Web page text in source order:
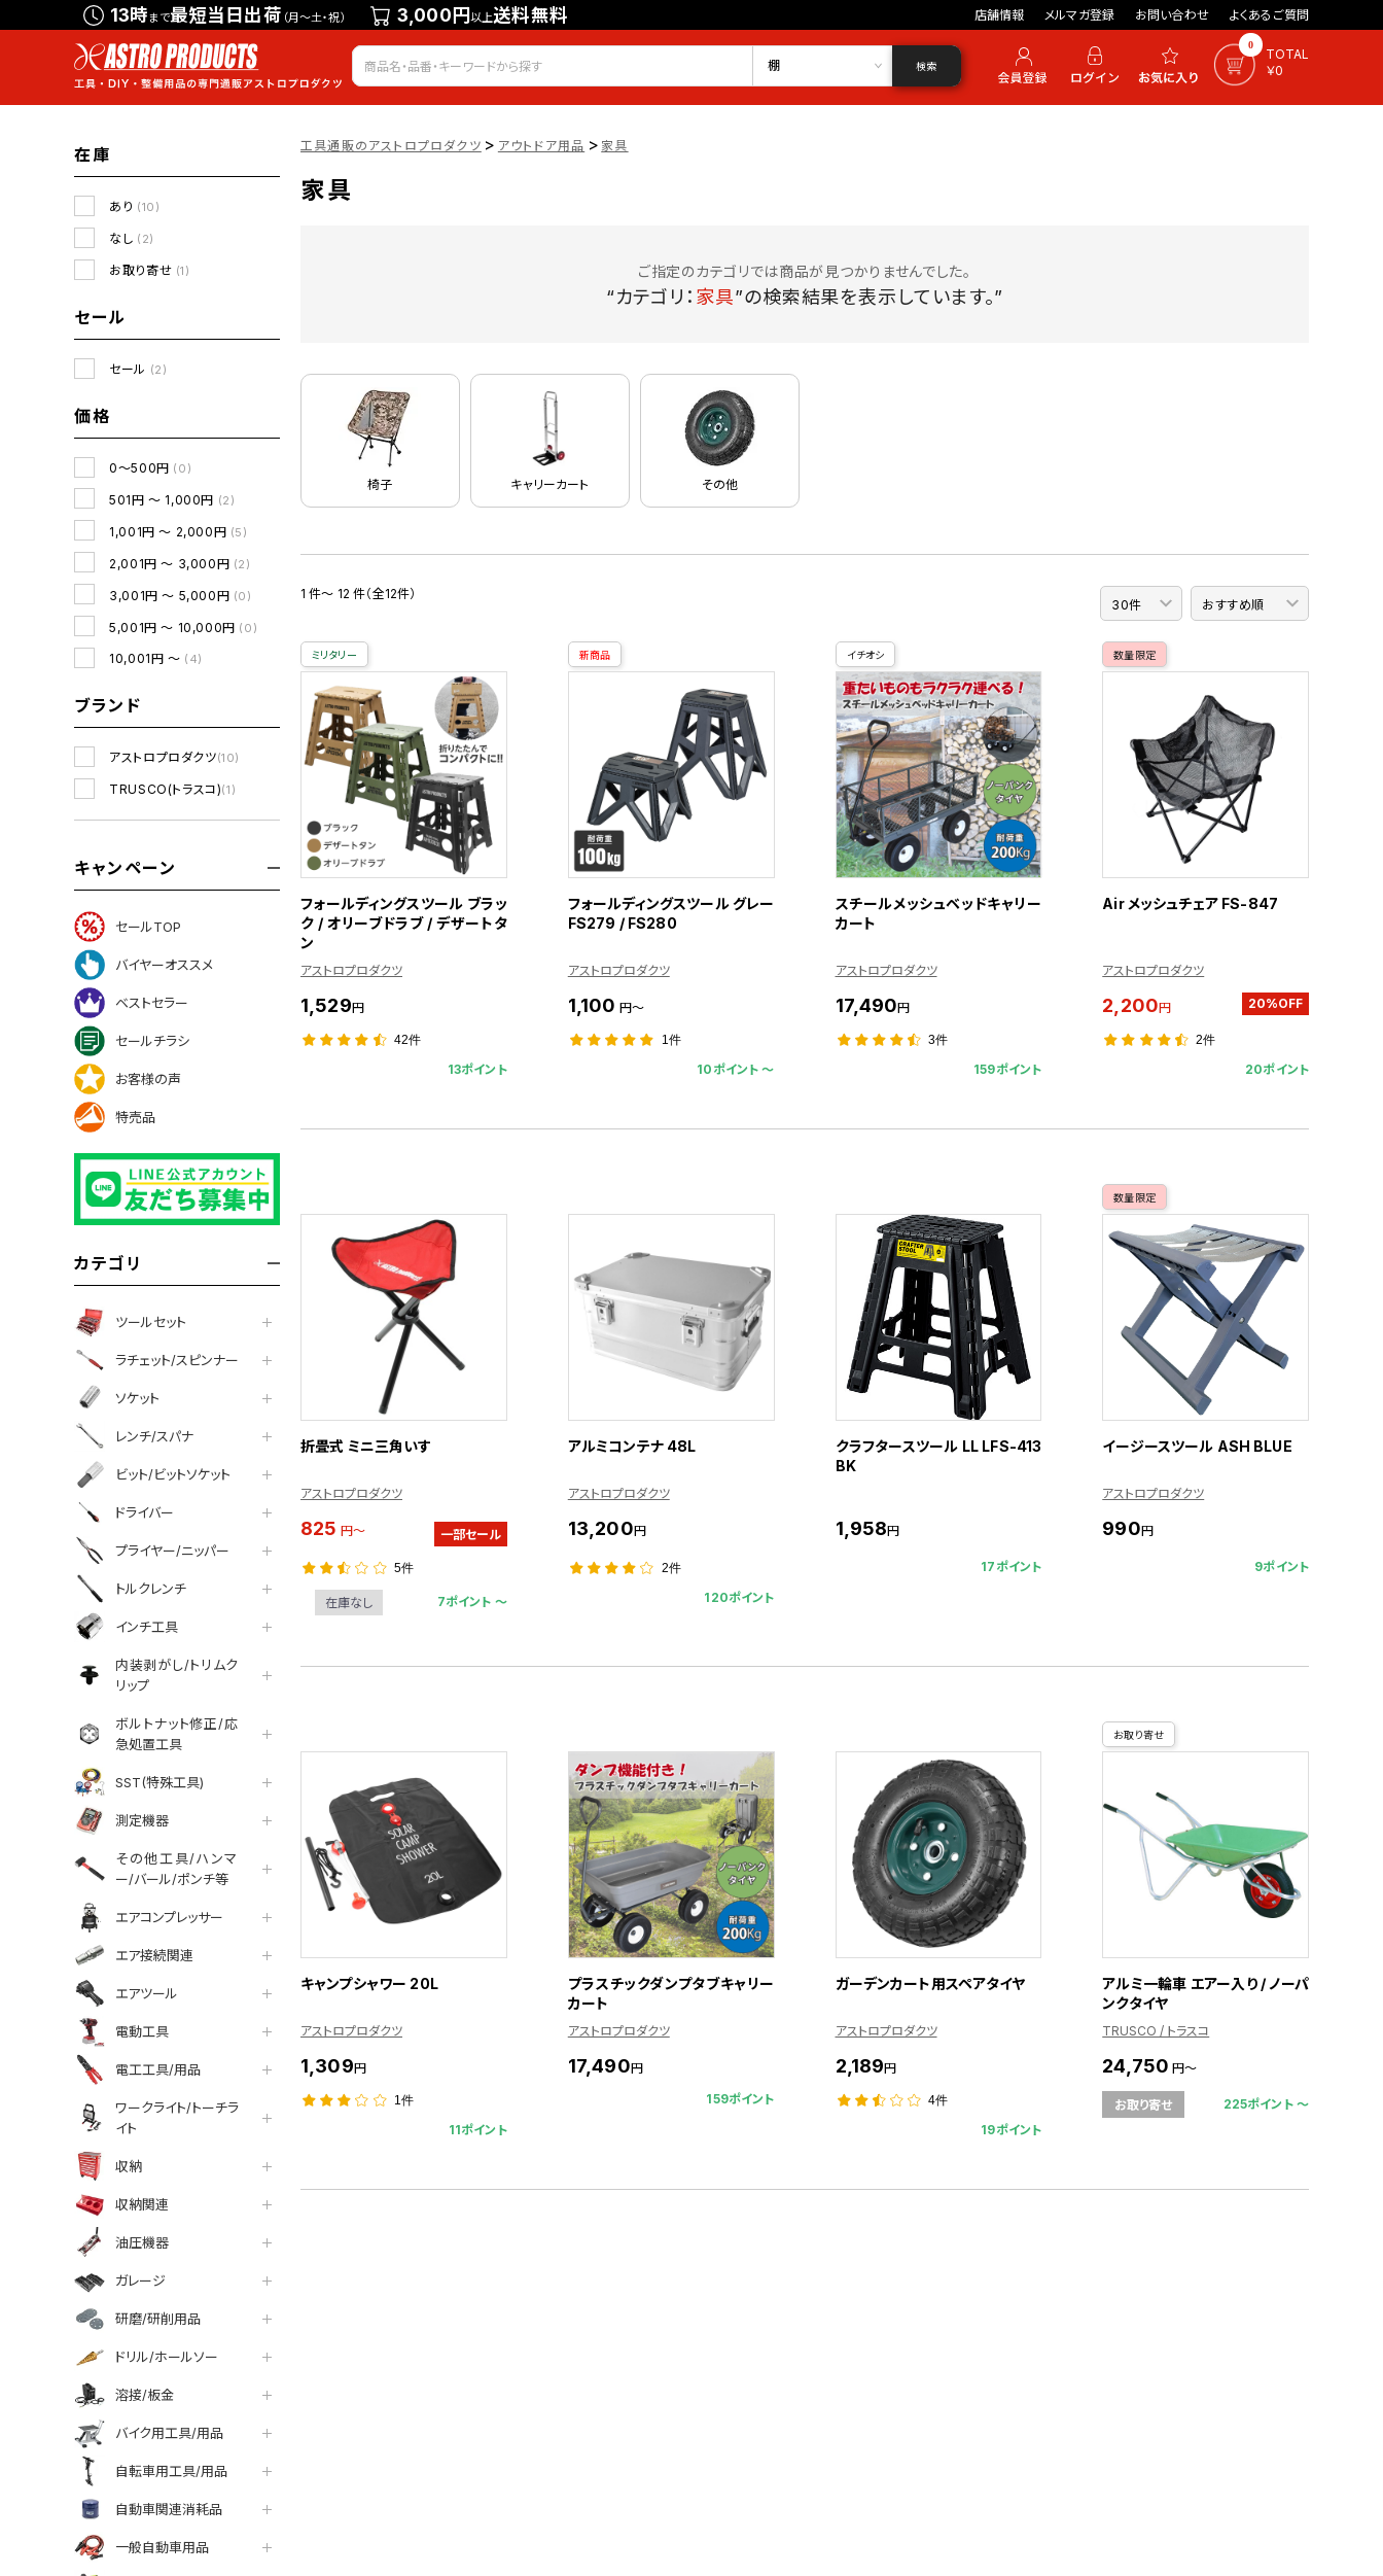
13時まで最短当日出荷 （月～土・祝） 3,000円以上送料無料 店舗情報 メルマガ登録 お問い合わせ よくあるご質問
会員登録 ログイン お気に入り 0
TOTAL
￥0
棚 検索
在庫
あり (10)
なし (2)
お取り寄せ (1)
セール
セール (2)
価格
0～500円 (0)
501円 ～ 1,000円 (2)
1,001円 ～ 2,000円 (5)
2,001円 ～ 3,000円 (2)
3,001円 ～ 5,000円 (0)
5,001円 ～ 10,000円 (0)
10,001円 ～ (4)
ブランド
アストロプロダクツ(10)
TRUSCO(トラスコ)(1)
キャンペーン
セールTOP
バイヤーオススメ
ベストセラー
セールチラシ
お客様の声
特売品
カテゴリ
ツールセット
ラチェット/スピンナー
ソケット
レンチ/スパナ
ビット/ビットソケット
ドライバー
プライヤー/ニッパー
トルクレンチ
インチ工具
内装剥がし/トリムク
リップ
ボルトナット修正/応
急処置工具
SST(特殊工具)
測定機器
その他工具/ハンマ
ー/バール/ポンチ等
エアコンプレッサー
エア接続関連
エアツール
電動工具
電工工具/用品
ワークライト/トーチラ
イト
収納
収納関連
油圧機器
ガレージ
研磨/研削用品
ドリル/ホールソー
溶接/板金
バイク用工具/用品
自転車用工具/用品
自動車関連消耗品
一般自動車用品
工具通販のアストロプロダクツ > アウトドア用品 > 家具
家具
ご指定のカテゴリでは商品が見つかりませんでした。
“カテゴリ： 家具”の検索結果を表示しています。”
椅子 キャリーカート その他
1 件～ 12 件（全12件）
ミリタリー
フォールディングスツール ブラッ
ク / オリーブドラブ / デザートタ
ン
アストロプロダクツ
1,529円
42件
13ポイント
新商品
フォールディングスツール グレー
FS279 / FS280
アストロプロダクツ
1,100 円～
1件
10ポイント 〜
イチオシ
スチールメッシュベッドキャリー
カート
アストロプロダクツ
17,490円
3件
159ポイント
数量限定
Air メッシュチェア FS-847
アストロプロダクツ
2,200円 20%OFF
2件
20ポイント
折畳式 ミニ三角いす
アストロプロダクツ
825 円～ 一部セール
5件
在庫なし 7ポイント 〜
アルミコンテナ 48L
アストロプロダクツ
13,200円
2件
120ポイント
クラフタースツール LL LFS-413
BK
1,958円
17ポイント
数量限定
イージースツール ASH BLUE
アストロプロダクツ
990円
9ポイント
キャンプシャワー 20L
アストロプロダクツ
1,309円
1件
11ポイント
プラスチックダンプタブキャリー
カート
アストロプロダクツ
17,490円
159ポイント
ガーデンカート用スペアタイヤ
アストロプロダクツ
2,189円
4件
19ポイント
お取り寄せ
アルミ一輪車 エアー入り / ノーパ
ンクタイヤ
TRUSCO / トラスコ
24,750 円～
お取り寄せ 225ポイント 〜